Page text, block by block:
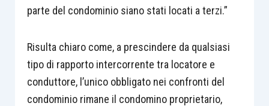
parte del condominio siano stati locati a terzi.”
Risulta chiaro come, a prescindere da qualsiasi
tipo di rapporto intercorrente tra locatore e
conduttore, l’unico obbligato nei confronti del
condominio rimane il condomino proprietario,